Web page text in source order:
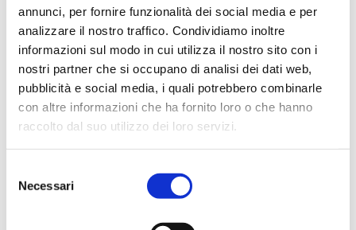
annunci, per fornire funzionalità dei social media e per
analizzare il nostro traffico. Condividiamo inoltre
informazioni sul modo in cui utilizza il nostro sito con i
nostri partner che si occupano di analisi dei dati web,
pubblicità e social media, i quali potrebbero combinarle
con altre informazioni che ha fornito loro o che hanno
raccolto dal suo utilizzo dei loro servizi.
delNecessari
Chiusura Sportello Spazio Donna
Sociale
29/04/2025
Si avvisa che nella giornata di mercoledì 30.04 lo sportello
[…]